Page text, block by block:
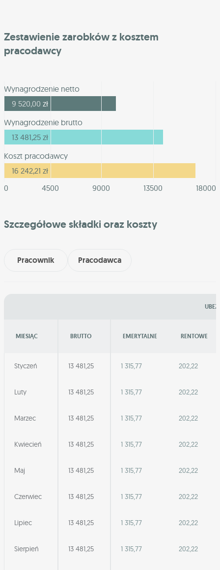
Zestawienie zarobków z kosztem
pracodawcy
Wynagrodzenie netto
9 520,00 zł
Wynagrodzenie brutto
13 481,25 zł
Koszt pracodawcy
16 242,21 zł
0
4500 9000 13500 18000
Szczegółowe składki oraz koszty
Pracownik Pracodawca
MIESIĄC BRUTTO EMERYTALNE RENTOWE
Styczeń 13 481,25 1 315,77 202,22
Luty 13 481,25 1 315,77 202,22
Marzec 13 481,25 1 315,77 202,22
Kwiecień 13 481,25 1 315,77 202,22
Maj 13 481,25 1 315,77 202,22
Czerwiec 13 481,25 1 315,77 202,22
Lipiec 13 481,25 1 315,77 202,22
Sierpień 13 481,25 1 315,77 202,22